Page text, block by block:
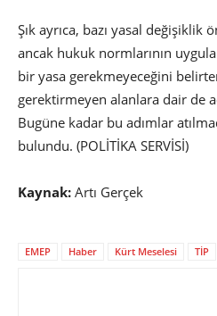
Şık ayrıca, bazı yasal değişiklik
ancak hukuk normlarının
bir yasa gerekmeyeceğini
gerektirmeyen alanlara dair de
Bugüne kadar bu adımlar
bulundu. (POLİTİKA SERVİSİ)
Kaynak: Artı Gerçek
EMEP Haber Kürt Meselesi TİP